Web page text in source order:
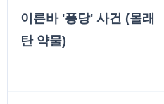
이른바 '퐁당' 사건 (몰래
탄 약물)